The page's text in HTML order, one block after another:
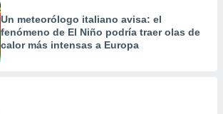
Un meteorólogo italiano avisa: el
fenómeno de El Niño podría traer olas de
calor más intensas a Europa